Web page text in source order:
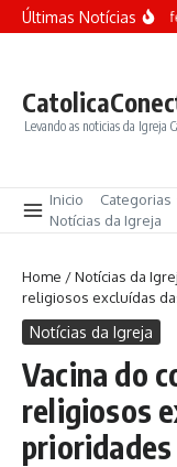
Ir para o conteúdo
Últimas NotíciasTerça-
Levando as noticias da Igreja
Inicio Categorias
Notícias da Igreja
Home /Notícias da
religiosos excluídas
Notícias da Igreja
Vacina do
religiosos
prioridades